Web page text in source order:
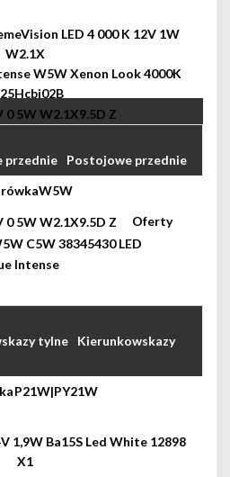
Postojowe przednie
W5W
Kierunkowskazy
P21W|PY21W